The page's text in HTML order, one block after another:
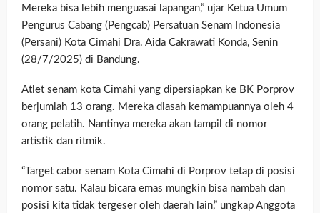
Mereka bisa lebih menguasai lapangan,” ujar Ketua Umum
Pengurus Cabang (Pengcab) Persatuan Senam Indonesia
(Persani) Kota Cimahi Dra. Aida Cakrawati Konda, Senin
(28/7/2025) di Bandung.
Atlet senam kota Cimahi yang dipersiapkan ke BK Porprov
berjumlah 13 orang. Mereka diasah kemampuannya oleh 4
orang pelatih. Nantinya mereka akan tampil di nomor
artistik dan ritmik.
“Target cabor senam Kota Cimahi di Porprov tetap di posisi
nomor satu. Kalau bicara emas mungkin bisa nambah dan
posisi kita tidak tergeser oleh daerah lain,” ungkap Anggota